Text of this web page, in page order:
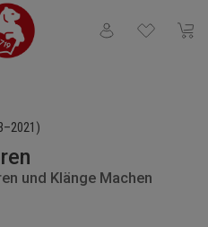
Du hast 0
und Klänge Machen